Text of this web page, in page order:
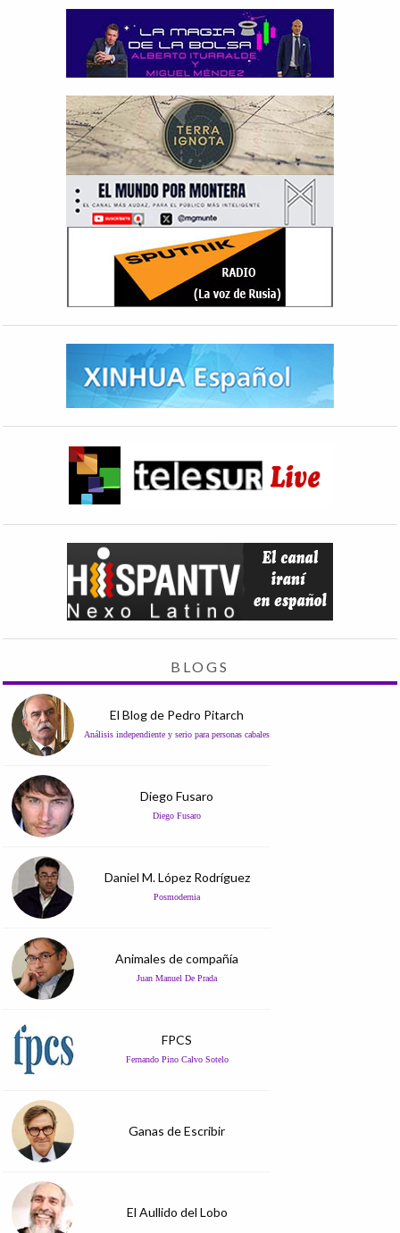
BLOGS
El Blog de Pedro Pitarch
Análisis independiente y serio para personas cabales
Diego Fusaro
Diego Fusaro
Daniel M. López Rodríguez
Posmodernia
Animales de compañía
Juan Manuel De Prada
FPCS
Fernando Pino Calvo Sotelo
Ganas de Escribir
El Aullido del Lobo